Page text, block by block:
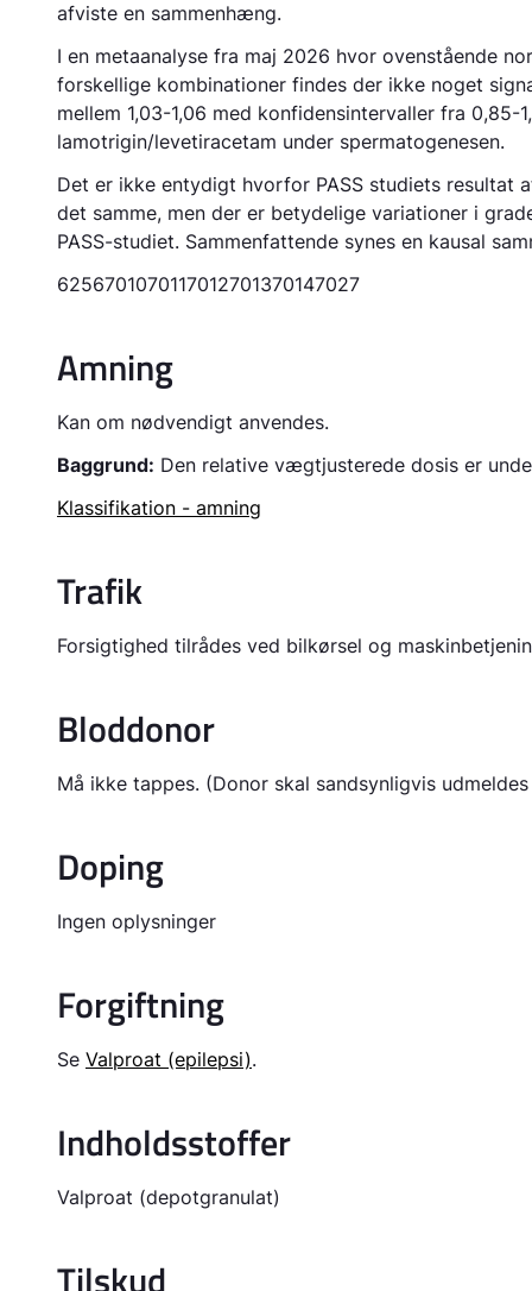
afviste en sammenhæng.
I en metaanalyse fra maj 2026 hvor ovenstående
forskellige kombinationer findes der ikke noget
mellem 1,03-1,06 med konfidensintervaller fra
lamotrigin/levetiracetam under spermatogenesen.
Det er ikke entydigt hvorfor PASS studiets resultat
det samme, men der er betydelige variationer i
PASS-studiet. Sammenfattende synes en kausal
6256701070117012701370147027
Amning
Kan om nødvendigt anvendes.
Baggrund: Den relative vægtjusterede dosis er
Klassifikation - amning
Trafik
Forsigtighed tilrådes ved bilkørsel og
Bloddonor
Må ikke tappes. (Donor skal sandsynligvis
Doping
Ingen oplysninger
Forgiftning
Se Valproat (epilepsi).
Indholdsstoffer
Valproat (depotgranulat)